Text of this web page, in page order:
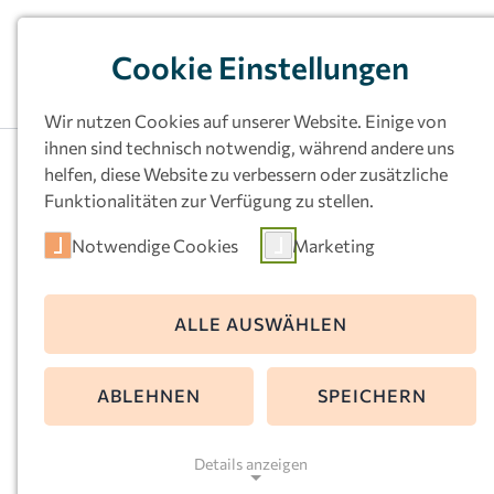
Arbeiten in
Kitas
Bei einem sozialen Arbeitgeber
Cookie Einstellungen
Wir nutzen Cookies auf unserer Website. Einige von
ihnen sind technisch notwendig, während andere uns
helfen, diese Website zu verbessern oder zusätzliche
Funktionalitäten zur Verfügung zu stellen.
Notwendige Cookies Marketing
ALLE AUSWÄHLEN
ABLEHNEN SPEICHERN
Details anzeigen